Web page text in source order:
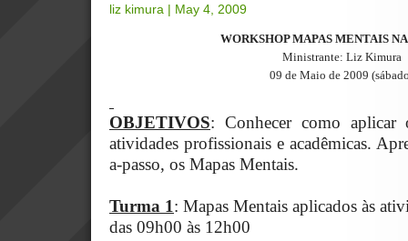
liz kimura | May 4, 2009
WORKSHOP MAPAS MENTAIS
Ministrante: Liz Kimura
09 de Maio de 2009
OBJETIVOS: Conhecer como aplicar
atividades profissionais e acadêmicas.
a-passo, os Mapas Mentais.
Turma 1: Mapas Mentais aplicados às
das 09h00 às 12h00